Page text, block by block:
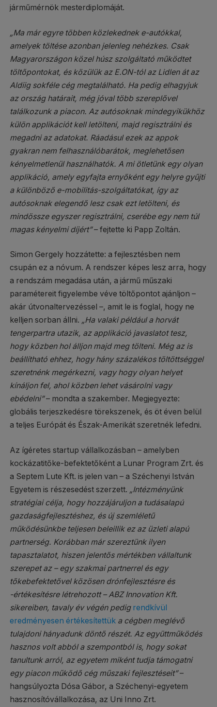
járműmérnök mesterdiplomáját.
„Ma már egyre többen közlekednek e-autókkal,
amelyek töltése azonban jelenleg nehézkes. Csak
Magyarországon közel húsz szolgáltató működtet
töltőpontokat, és közülük az E.ON-tól az Lidlen át az
Aldiig sokféle cég megtalálható. Ha pedig elhagyjuk
az ország határait, még jóval több szereplővel
találkozunk a piacon. Az autósoknak mindegyikükhöz
külön applikációt kell letölteni, majd regisztrálni és
megadni az adatokat. Ráadásul ezek az appok
gyakran nem felhasználóbarátok, meglehetősen
kényelmetlenül használhatók. A mi ötletünk egy olyan
applikáció, amely egyfajta ernyőként egy helyre gyűjti
a különböző e-mobilitás-szolgáltatókat, így az
autósoknak elegendő lesz csak ezt letölteni, és
mindössze egyszer regisztrálni, cserébe egy nem túl
magas kényelmi díjért”– fejtette ki Papp Zoltán.
Simon Gergely hozzátette: a fejlesztésben nem
csupán ez a nóvum. A rendszer képes lesz arra, hogy
a rendszám megadása után, a jármű műszaki
paramétereit figyelembe véve töltőpontot ajánljon –
akár útvonaltervezéssel –, amit le is foglal, hogy ne
kelljen sorban állni. „Ha valaki például a horvát
tengerpartra utazik, az applikáció javaslatot tesz,
hogy közben hol álljon majd meg tölteni. Még az is
beállítható ehhez, hogy hány százalékos töltöttséggel
szeretnénk megérkezni, vagy hogy olyan helyet
kínáljon fel, ahol közben lehet vásárolni vagy
ebédelni”– mondta a szakember. Megjegyezte:
globális terjeszkedésre törekszenek, és öt éven belül
a teljes Európát és Észak-Amerikát szeretnék lefedni.
Az ígéretes startup vállalkozásban – amelyben
kockázatitőke-befektetőként a Lunar Program Zrt. és
a Septem Lute Kft. is jelen van – a Széchenyi István
Egyetem is részesedést szerzett. „Intézményünk
stratégiai célja, hogy hozzájáruljon a tudásalapú
gazdaságfejlesztéshez, és új szemléletű
működésünkbe teljesen beleillik ez az üzleti alapú
partnerség. Korábban már szereztünk ilyen
tapasztalatot, hiszen jelentős mértékben vállaltunk
szerepet az – egy szakmai partnerrel és egy
tőkebefektetővel közösen drónfejlesztésre és
-értékesítésre létrehozott – ABZ Innovation Kft.
sikereiben, tavaly év végén pedig rendkívül
eredményesen értékesítettük a cégben meglévő
tulajdoni hányadunk döntő részét. Az együttműködés
hasznos volt abból a szempontból is, hogy sokat
tanultunk arról, az egyetem miként tudja támogatni
egy piacon működő cég műszaki fejlesztéseit”–
hangsúlyozta Dósa Gábor, a Széchenyi-egyetem
hasznosítóvállalkozása, az Uni Inno Zrt.